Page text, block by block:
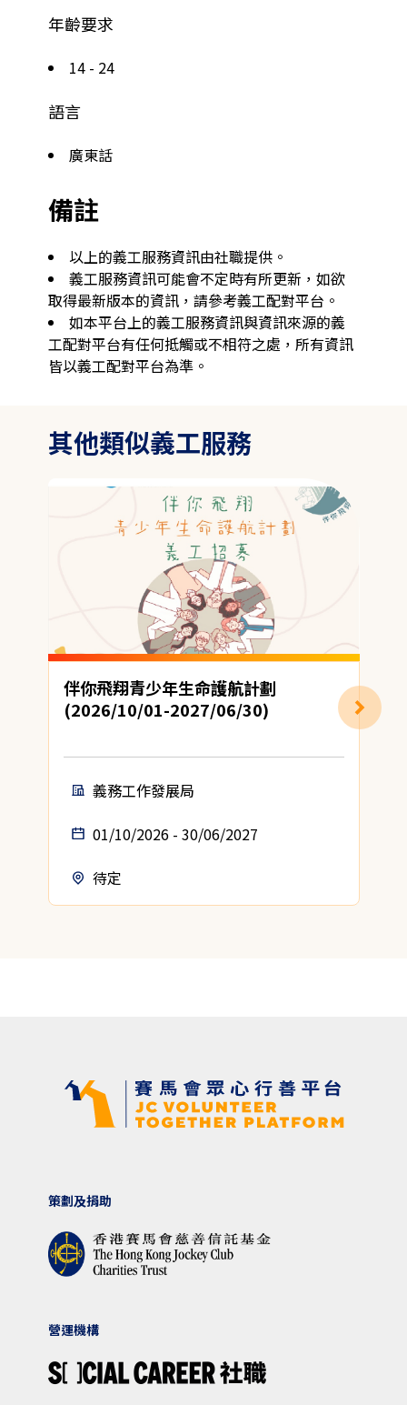
年齡要求
14 - 24
語言
廣東話
備註
以上的義工服務資訊由社職提供。
義工服務資訊可能會不定時有所更新，如欲
取得最新版本的資訊，請參考義工配對平台。
如本平台上的義工服務資訊與資訊來源的義
工配對平台有任何抵觸或不相符之處，所有資訊
皆以義工配對平台為準。
其他類似義工服務
伴你飛翔青少年生命護航計劃
(2026/10/01-2027/06/30)
義務工作發展局
01/10/2026 - 30/06/2027
待定
策劃及捐助
營運機構